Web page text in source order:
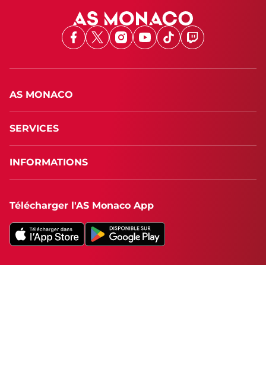
Facebook
X Instagram
Youtube
TikTokTwitch
AS MONACO
SERVICES
INFORMATIONS
Télécharger l'AS Monaco App